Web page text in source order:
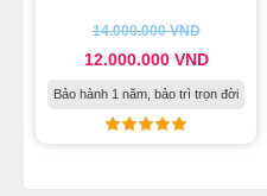
14.000.000VND
12.000.000 VND
Bảo hành 1 năm, bảo trì trọn đời